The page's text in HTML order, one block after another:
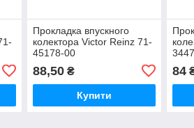
Прокладка впускного
колектора Victor Reinz 71-
45178-00
88,50₴
Купити
84